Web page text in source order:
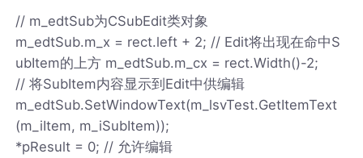
// m_edtSub为CSubEdit类对象
m_edtSub.m_x = rect.left + 2; // Edit将出现在命中S
ubItem的上方 m_edtSub.m_cx = rect.Width()-2;
// 将SubItem内容显示到Edit中供编辑
m_edtSub.SetWindowText(m_lsvTest.GetItemText
(m_iItem, m_iSubItem));
*pResult = 0; // 允许编辑